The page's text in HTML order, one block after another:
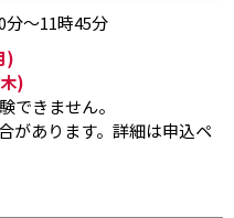
分～11時45分
)
)
できません。
があります。詳細は申込ペ